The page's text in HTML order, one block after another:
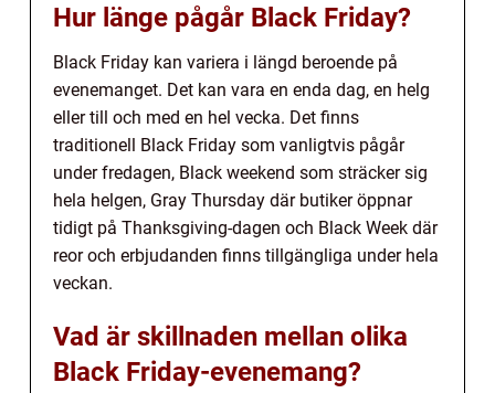
Hur länge pågår Black Friday?
Black Friday kan variera i längd beroende på
evenemanget. Det kan vara en enda dag, en helg
eller till och med en hel vecka. Det finns
traditionell Black Friday som vanligtvis pågår
under fredagen, Black weekend som sträcker sig
hela helgen, Gray Thursday där butiker öppnar
tidigt på Thanksgiving-dagen och Black Week där
reor och erbjudanden finns tillgängliga under hela
veckan.
Vad är skillnaden mellan olika
Black Friday-evenemang?